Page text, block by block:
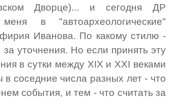
Дворце)... и сегодня ДР
в "автоархеологические"
Иванова. По какому стилю -
уточнения. Но если принять эту
в сутки между XIX и XXI веками
соседние числа разных лет - что
события, и тем - что считать за